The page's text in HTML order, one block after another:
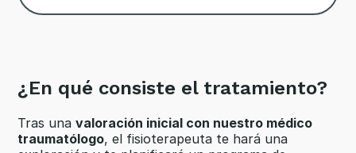
¿En qué consiste el tratamiento?
Tras unavaloración inicial con nuestro médico
traumatólogo, el fisioterapeuta te hará una